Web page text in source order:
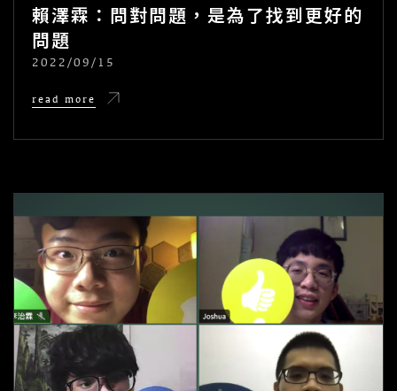
賴澤霖：問對問題，是為了找到更好的
問題
POSTED
2022/09/15
read more
澤
問
是
了
找
到
更
好
的
問
題